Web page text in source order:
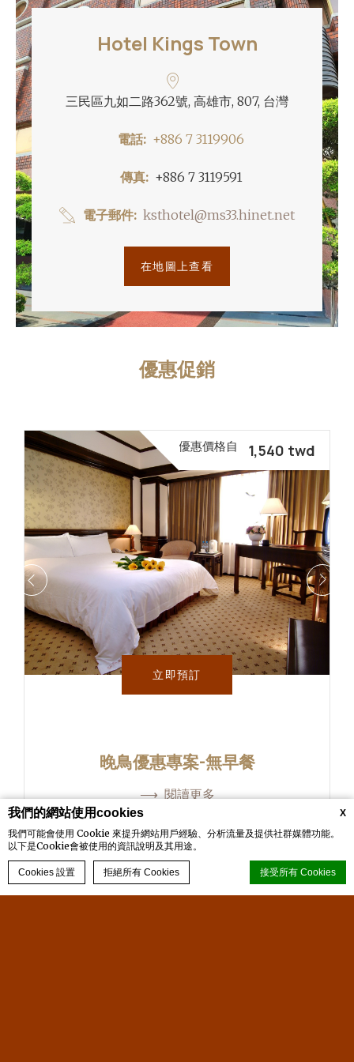
我們的網站使用cookies X
我們可能會使用 Cookie 來提升網站用戶經驗、分析流量及提供社群媒體功能。
以下是Cookie會被使用的資訊說明及其用途。
Cookies 設置 拒絕所有 Cookies 接受所有 Cookies
立即預訂
Hotel Kings Town
三民區九如二路362號, 高雄市, 807, 台灣
電話 +886 7 3119906
傳真 +886 7 3119591
電子郵件 ksthotel@ms33.hinet.net
在地圖上查看
優惠促銷
立即預訂
優惠價格自 1,540 twd
晚鳥優惠專案-無早餐
閱讀更多